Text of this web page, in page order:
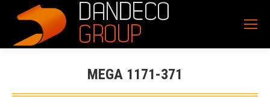
MEGA 1171-371